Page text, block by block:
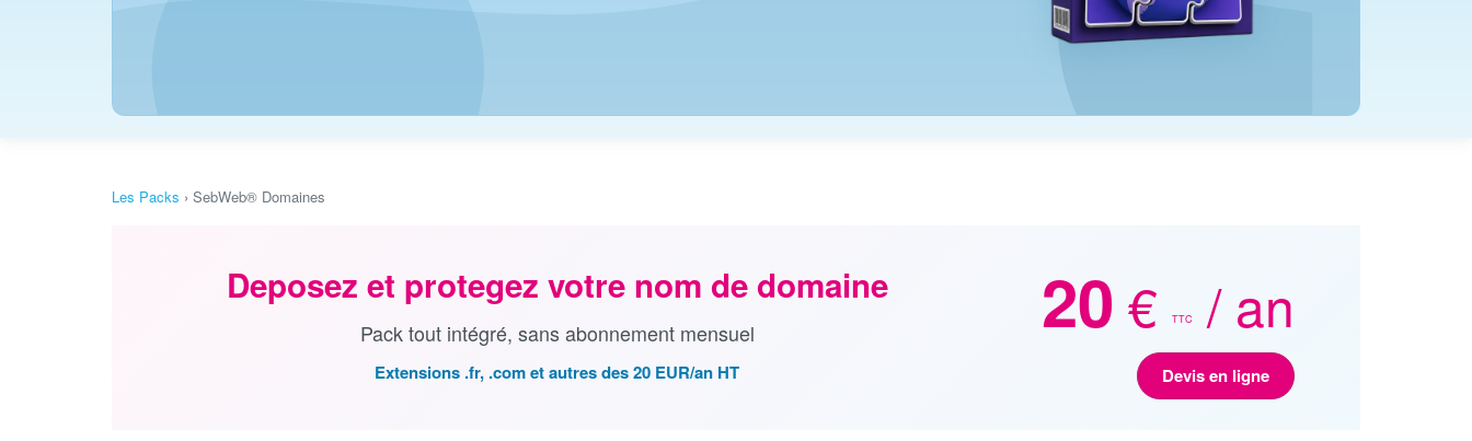
Les Packs › SebWeb® Domaines
Deposez et protegez votre nom de domaine
Pack tout intégré, sans abonnement mensuel
Extensions .fr, .com et autres des 20 EUR/an HT
20 € TTC / an
Devis en ligne